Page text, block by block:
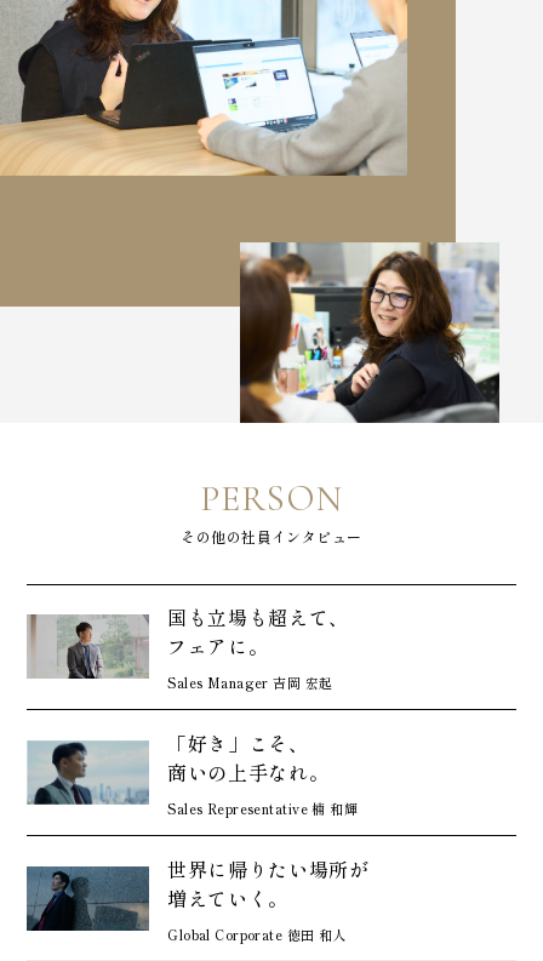
PERSON
その他の社員インタビュー
国も立場も超えて、
フェアに。
Sales Manager 吉岡 宏起
「好き」こそ、
商いの上手なれ。
Sales Representative 楠 和輝
世界に帰りたい場所が
増えていく。
Global Corporate 徳田 和人